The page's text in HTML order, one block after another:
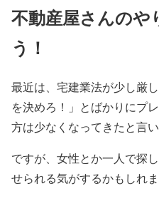
不動産屋さんのや
う！
最近は、宅建業法が少し厳
を決めろ！」とばかりにプ
方は少なくなってきたと言い
ですが、女性とか一人で探
せられる気がするかもしれま